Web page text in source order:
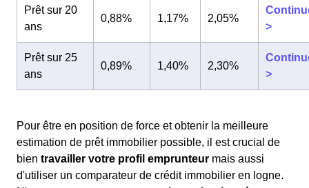
Prêt sur 20
ans
0,88% 1,17% 2,05%
>
Prêt sur 25
ans
0,89% 1,40% 2,30%
>
Pour être en position de force et obtenir la meilleure
estimation de prêt immobilier possible, il est crucial de
bien travailler votre profil emprunteur mais aussi
d'utiliser un comparateur de crédit immobilier en logne.